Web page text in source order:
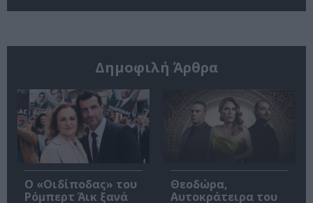
Δημοφιλή Άρθρα
O «Οιδίποδας» του
Ρόμπερτ Άικ ξανά
Θεοδώρα,
Αυτοκράτειρα του